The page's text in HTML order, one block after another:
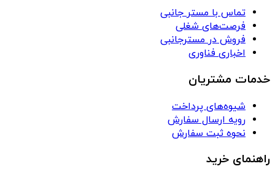
تماس با مستر جانبی
فرصت‌های شغلی
فروش در مسترجانبی
اخباری فناوری
خدمات مشتریان
شیوه‌های پرداخت
رویه ارسال سفارش
نحوه ثبت سفارش
راهنمای خرید